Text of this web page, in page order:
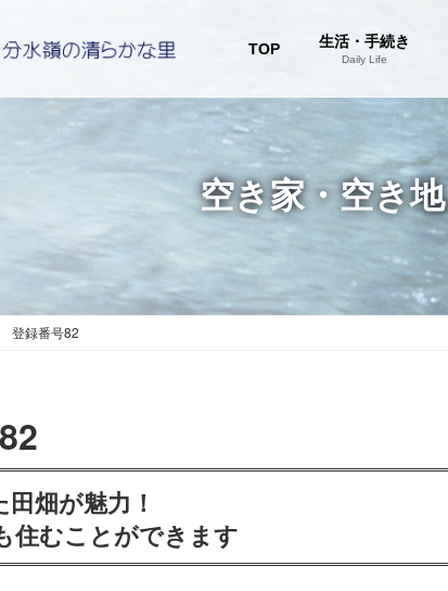
TOP 生活・手続き
Daily Life
空き家・空き地
登録番号82
畑が魅力！
住むことができます